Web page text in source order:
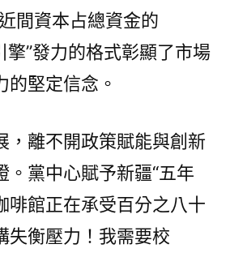
間資本占總資金的
擎”發力的格式彰顯了市場
的堅定信念。
，離不開政策賦能與創新
。黨中心賦予新疆“五年
啡館正在承受百分之八十
失衡壓力！我需要校